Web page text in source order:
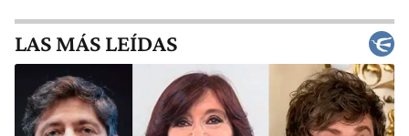
LAS MÁS LEÍDAS